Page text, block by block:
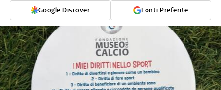
Google Discover Fonti Preferite